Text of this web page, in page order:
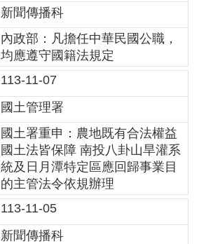
新聞傳播科
內政部：凡擔任中華民國公職，
均應遵守國籍法規定
113-11-07
國土管理署
國土署重申：農地既有合法權益
國土法皆保障 南投八卦山旱灌系
統及日月潭特定區應回歸事業目
的主管法令依規辦理
113-11-05
新聞傳播科